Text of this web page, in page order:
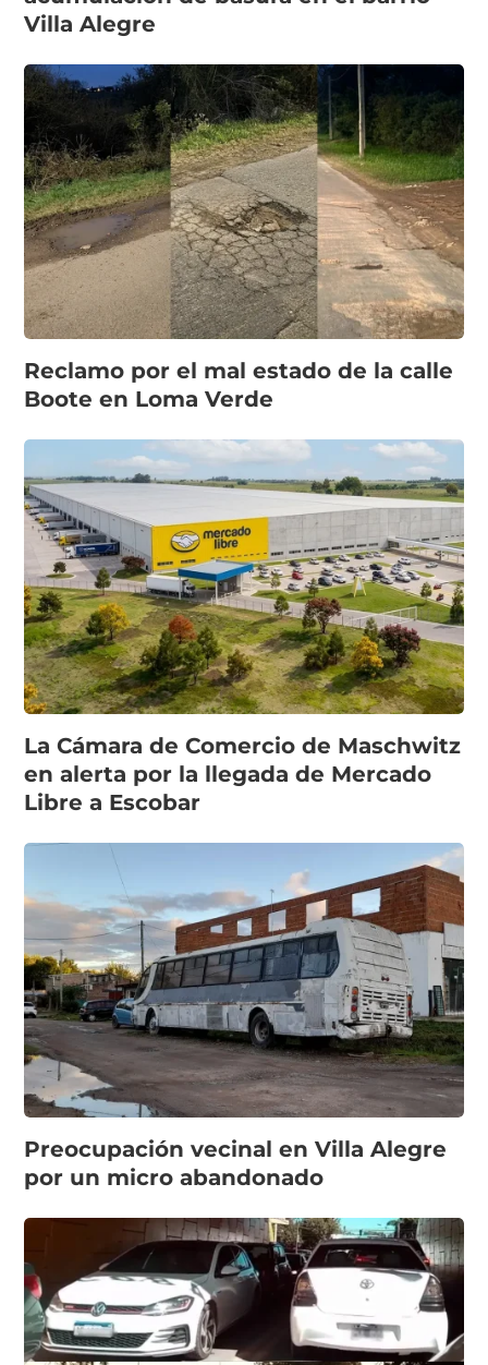
Villa Alegre
Reclamo por el mal estado de la calle
Boote en Loma Verde
La Cámara de Comercio de Maschwitz
en alerta por la llegada de Mercado
Libre a Escobar
Preocupación vecinal en Villa Alegre
por un micro abandonado